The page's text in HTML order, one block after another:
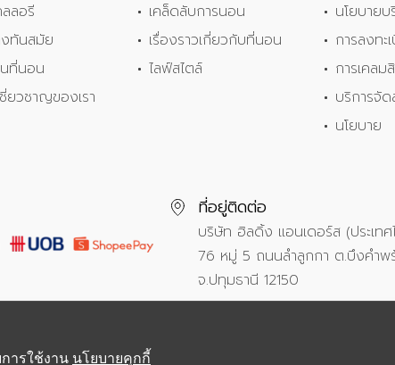
ลอรี
ทันสมัย
ที่นอน
ยวชาญของเรา
เคล็ดลับการนอน
เรื่องราวเกี่ยวกับที่นอน
ไลฟ์สไตล์
นโยบายบ
การลงทะ
การเคลม
บริการจั
นโยบาย
ที่อยู่ติดต่อ
บริษัท ฮิลดิ้ง แอนเดอร์ส (ประเท
76 หมู่ 5 ถนนลำลูกกา ต.บึงคำพ
จ.ปทุมธานี 12150
ารใช้งาน นโยบายคุกกี้